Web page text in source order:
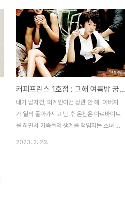
서화(이연희)를 보게 된다. 서화의 아버지는
친구의 조관웅(이성재)에게 역적으로 몰렸던
것이다. 조관웅은 서화의 아버지를 배신하고
승승장구하게 되는데, 관웅은 친구인 윤참판
을 처형시키고 그의 딸인 서화를 자신이 먼저
품어주기로 약속했다며, 5일 안에 기생으로
만들라고 한다. 한편 서화는 물 한 모금 마시
지 않고 수치목에 매달린 채 버티는데, 이 모
습을 지켜보던 구월령은 서화를 도와주려 하
는데 이때 구월..
커피프린스 1호점 : 그해 여름밤 꿈같았던 드라마
네가 남자건, 외계인이건 상관 안 해. 아버지
가 일찍 돌아가시고 난 후 은찬은 아르바이트
를 하면서 가족들의 생계를 책임지는 소녀 가
2023. 2. 23.